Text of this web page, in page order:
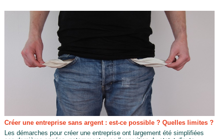
Créer une entreprise sans argent : est-ce possible ? Quelles limites ?
Les démarches pour créer une entreprise ont largement été simplifiées